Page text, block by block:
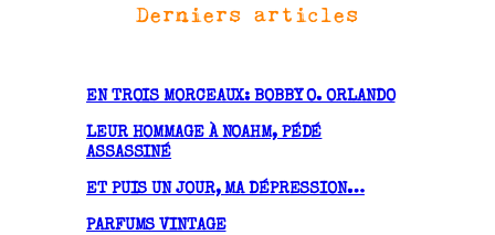
v
s
Derniers articles
EN TROIS MORCEAUX: BOBBY O. ORLANDO
LEUR HOMMAGE À NOAHM, PÉDÉ
ASSASSINÉ
ET PUIS UN JOUR, MA DÉPRESSION…
PARFUMS VINTAGE